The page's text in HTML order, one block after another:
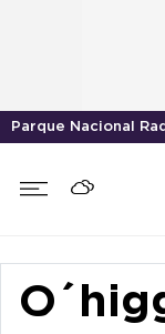
Parque Nacional